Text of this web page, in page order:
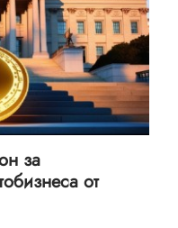
за
от